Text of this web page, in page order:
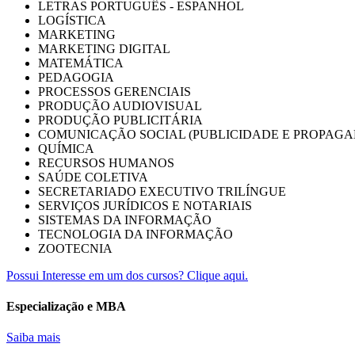
LETRAS PORTUGUÊS - ESPANHOL
LOGÍSTICA
MARKETING
MARKETING DIGITAL
MATEMÁTICA
PEDAGOGIA
PROCESSOS GERENCIAIS
PRODUÇÃO AUDIOVISUAL
PRODUÇÃO PUBLICITÁRIA
COMUNICAÇÃO SOCIAL (PUBLICIDADE E
QUÍMICA
RECURSOS HUMANOS
SAÚDE COLETIVA
SECRETARIADO EXECUTIVO TRILÍNGUE
SERVIÇOS JURÍDICOS E NOTARIAIS
SISTEMAS DA INFORMAÇÃO
TECNOLOGIA DA INFORMAÇÃO
ZOOTECNIA
Possui Interesse em um dos cursos? Clique aqui.
Especialização e MBA
Saiba mais